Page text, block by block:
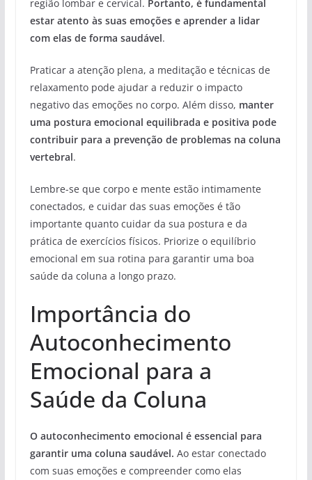
região lombar e cervical. Portanto, é fundamental
estar atento às suas emoções e aprender a lidar
com elas de forma saudável.
Praticar a atenção plena, a meditação e técnicas de
relaxamento pode ajudar a reduzir o impacto
negativo das emoções no corpo. Além disso, manter
uma postura emocional equilibrada e positiva pode
contribuir para a prevenção de problemas na coluna
vertebral.
Lembre-se que corpo e mente estão intimamente
conectados, e cuidar das suas emoções é tão
importante quanto cuidar da sua postura e da
prática de exercícios físicos. Priorize o equilíbrio
emocional em sua rotina para garantir uma boa
saúde da coluna a longo prazo.
Importância do
Autoconhecimento
Emocional para a
Saúde da Coluna
O autoconhecimento emocional é essencial para
garantir uma coluna saudável. Ao estar conectado
com suas emoções e compreender como elas